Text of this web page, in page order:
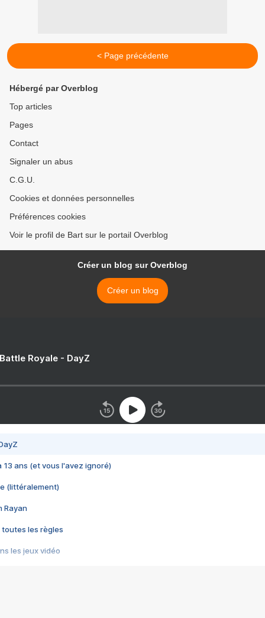
< Page précédente
Hébergé par Overblog
Top articles
Pages
Contact
Signaler un abus
C.G.U.
Cookies et données personnelles
Préférences cookies
Voir le profil de Bart sur le portail Overblog
Créer un blog sur Overblog
Créer un blog
Royale - DayZ
13 ans (et vous l'avez ignoré)
(littéralement)
Rayan
toutes les règles
les jeux vidéo